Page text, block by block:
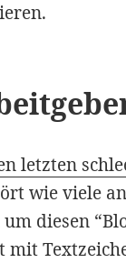
letzten
wie viele
diesen
mit